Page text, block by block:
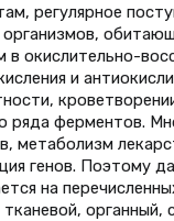
регулярное
окислительно-
и
ряда ферментов.
метаболизм
генов. Поэтому
на
органный,